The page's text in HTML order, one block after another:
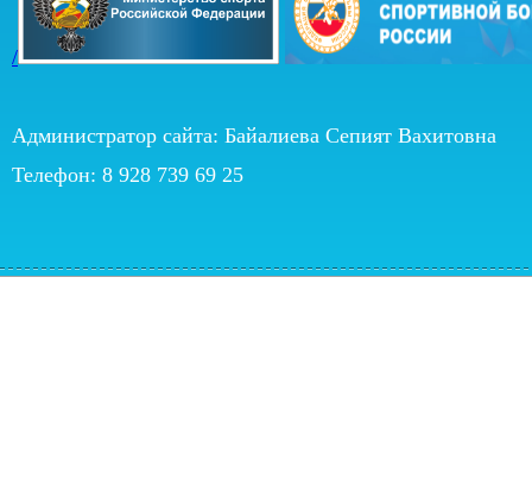
/
Администратор сайта: Байалиева Сепият Вахитовна
Телефон: 8 928 739 69 25